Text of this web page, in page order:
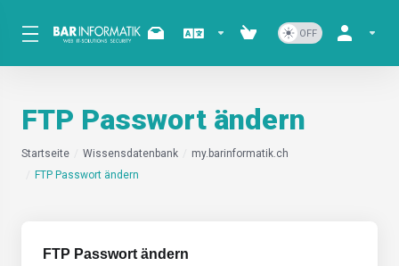
FTP Passwort ändern
Startseite Wissensdatenbank
my.barinformatik.ch
FTP Passwort ändern
FTP Passwort ändern